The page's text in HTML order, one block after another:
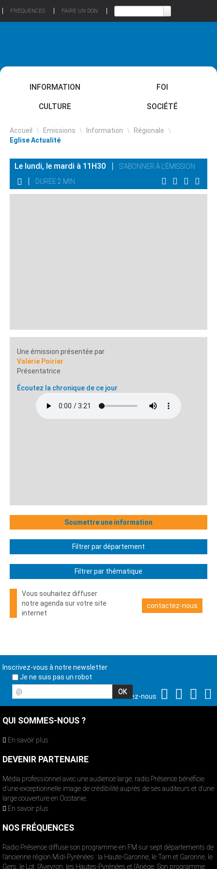
FRÉQUENCES FAIRE UN DON
INFORMATION FOI
CULTURE SOCIÉTÉ
Accueil \ Emissions \ Information \ Régionale \
Eglise Actualité
Le lundi, le mardi à 11H30
S'ABONNER À L'ÉMISSION
DURÉE 2 MIN
Une émission présentée par
Valérie Poirier
Présentatrice
Écoutez la chronique de ce jour
Soumettre une information
Filtrer par département
Filtrer par thématique
Vous souhaitez diffuser
notre agenda sur votre site
internet
contactez-nous
Inscrivez-vous à notre newsletter
Je ne suis pas un robot
@
Suivez-nous
QUI SOMMES-NOUS ?
En savoir plus
DEVENIR PARTENAIRE
Média professionnel avec une audience large, radio Présence bénéficie
d’une exceptionnelle image de crédibilité auprès de ses auditeurs et d’une
large couverture en Occitanie.
En savoir plus
NOS FRÉQUENCES
Radio Présence diffuse son programme en FM sur sept départements de
l’ancienne région Midi-Pyrénées : la Haute-Garonne, le Tarn et Garonne, le
Gers, le Lot, l’Aveyron, les Hautes-Pyrénées et l’Ariège. Son programme